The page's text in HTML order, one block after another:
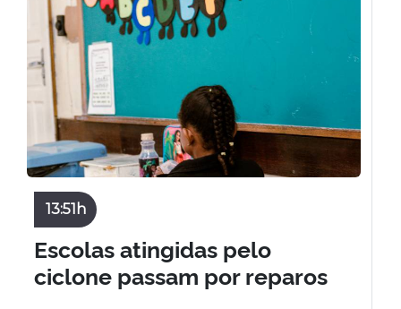
13:51h
Escolas atingidas pelo
ciclone passam por reparos